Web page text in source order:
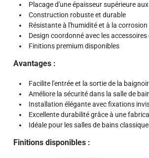
Placage d'une épaisseur supérieure
Construction robuste et durable
Résistante à l'humidité et à la corrosion
Design coordonné avec les
Finitions premium disponibles
Avantages :
Facilite l'entrée et la sortie de la
Améliore la sécurité dans la salle de
Installation élégante avec fixations
Excellente durabilité grâce à une
Idéale pour les salles de bains
Finitions disponibles :